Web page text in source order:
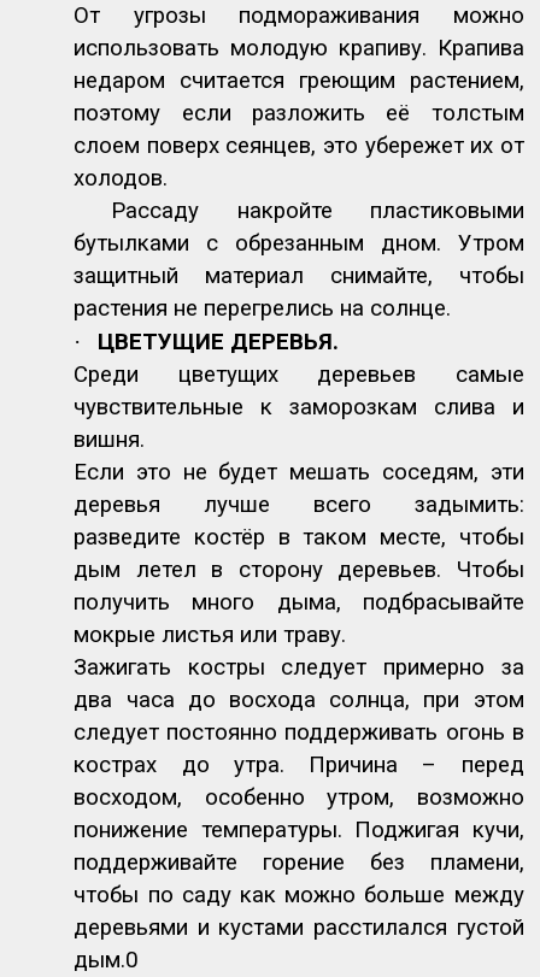
От угрозы подмораживания можно
использовать молодую крапиву. Крапива
недаром считается греющим растением,
поэтому если разложить её толстым
слоем поверх сеянцев, это убережет их от
холодов.
Рассаду накройте пластиковыми
бутылками с обрезанным дном. Утром
защитный материал снимайте, чтобы
растения не перегрелись на солнце.
·
ЦВЕТУЩИЕ ДЕРЕВЬЯ.
Среди цветущих деревьев самые
чувствительные к заморозкам слива и
вишня.
Если это не будет мешать соседям, эти
деревья лучше всего задымить:
разведите костёр в таком месте, чтобы
дым летел в сторону деревьев. Чтобы
получить много дыма, подбрасывайте
мокрые листья или траву.
Зажигать костры следует примерно за
два часа до восхода солнца, при этом
следует постоянно поддерживать огонь в
кострах до утра. Причина – перед
восходом, особенно утром, возможно
понижение температуры. Поджигая кучи,
поддерживайте горение без пламени,
чтобы по саду как можно больше между
деревьями и кустами расстилался густой
дым.0